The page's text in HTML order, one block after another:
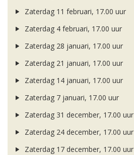
Zaterdag 11 februari, 17.00 uur
Zaterdag 4 februari, 17.00 uur
Zaterdag 28 januari, 17.00 uur
Zaterdag 21 januari, 17.00 uur
Zaterdag 14 januari, 17.00 uur
Zaterdag 7 januari, 17.00 uur
Zaterdag 31 december, 17.00 uur
Zaterdag 24 december, 17.00 uur
Zaterdag 17 december, 17.00 uur